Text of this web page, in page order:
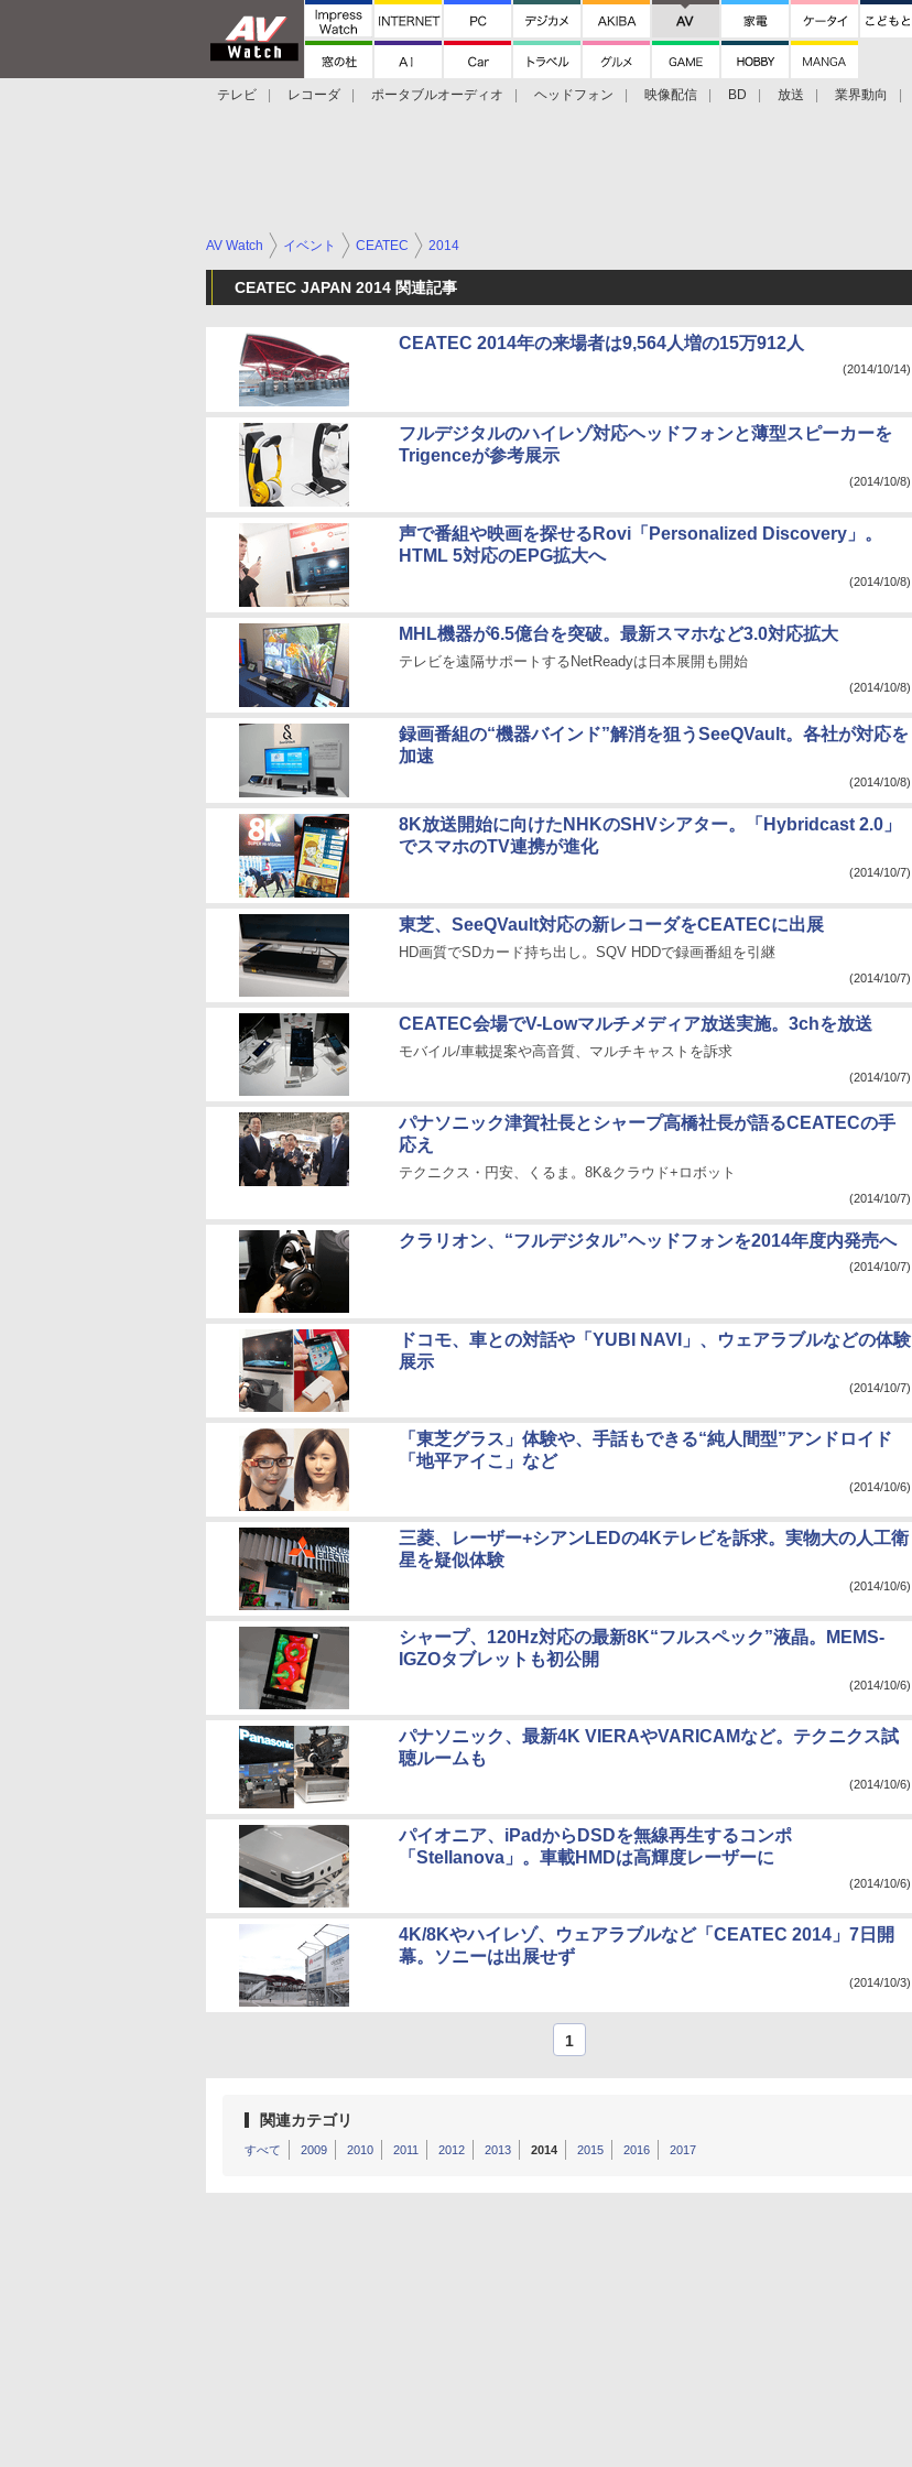
テレビ レコーダ ポータブルオーディオ ヘッドフォン 映像配信 BD 放送 業界動向
AV Watch イベント CEATEC 2014
CEATEC JAPAN 2014 関連記事
CEATEC 2014年の来場者は9,564人増の15万912人
(2014/10/14)
フルデジタルのハイレゾ対応ヘッドフォンと薄型スピーカーを
Trigenceが参考展示
(2014/10/8)
声で番組や映画を探せるRovi「Personalized Discovery」。
HTML 5対応のEPG拡大へ
(2014/10/8)
MHL機器が6.5億台を突破。最新スマホなど3.0対応拡大
テレビを遠隔サポートするNetReadyは日本展開も開始
(2014/10/8)
録画番組の“機器バインド”解消を狙うSeeQVault。各社が対応を
加速
(2014/10/8)
8K放送開始に向けたNHKのSHVシアター。「Hybridcast 2.0」
でスマホのTV連携が進化
(2014/10/7)
東芝、SeeQVault対応の新レコーダをCEATECに出展
HD画質でSDカード持ち出し。SQV HDDで録画番組を引継
(2014/10/7)
CEATEC会場でV-Lowマルチメディア放送実施。3chを放送
モバイル/車載提案や高音質、マルチキャストを訴求
(2014/10/7)
パナソニック津賀社長とシャープ高橋社長が語るCEATECの手
応え
テクニクス・円安、くるま。8K&クラウド+ロボット
(2014/10/7)
クラリオン、“フルデジタル”ヘッドフォンを2014年度内発売へ
(2014/10/7)
ドコモ、車との対話や「YUBI NAVI」、ウェアラブルなどの体験
展示
(2014/10/7)
「東芝グラス」体験や、手話もできる“純人間型”アンドロイド
「地平アイこ」など
(2014/10/6)
三菱、レーザー+シアンLEDの4Kテレビを訴求。実物大の人工衛
星を疑似体験
(2014/10/6)
シャープ、120Hz対応の最新8K“フルスペック”液晶。MEMS-
IGZOタブレットも初公開
(2014/10/6)
パナソニック、最新4K VIERAやVARICAMなど。テクニクス試
聴ルームも
(2014/10/6)
パイオニア、iPadからDSDを無線再生するコンポ
「Stellanova」。車載HMDは高輝度レーザーに
(2014/10/6)
4K/8Kやハイレゾ、ウェアラブルなど「CEATEC 2014」7日開
幕。ソニーは出展せず
(2014/10/3)
1
関連カテゴリ
すべて 2009 2010 2011 2012 2013 2014 2015 2016 2017